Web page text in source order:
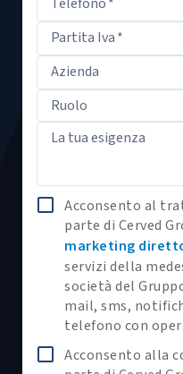
Partita Iva*
Azienda
Ruolo
La tua esigenza
Acconsento al
parte di Cerved
marketing
servizi della
società del
mail, sms,
telefono con
Acconsento alla